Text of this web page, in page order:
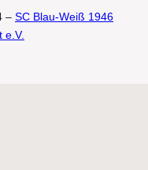
– SC Blau-Weiß 1946
e.V.